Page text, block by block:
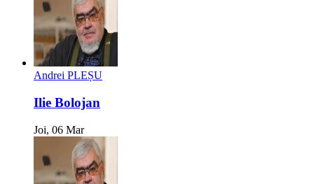
Andrei PLEȘU
Ilie Bolojan
Joi, 06 Mar